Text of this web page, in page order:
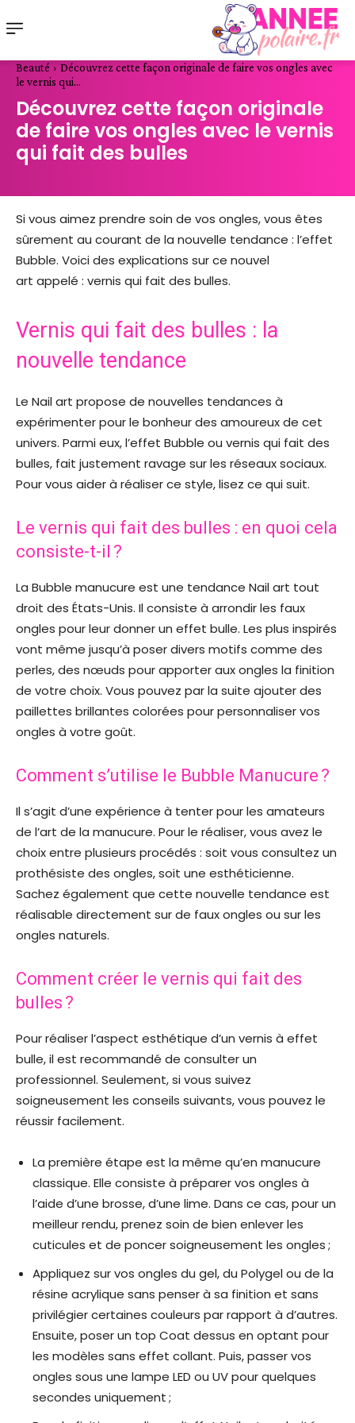
Beauté
Découvrez cette façon originale de faire vos ongles avec
le vernis qui...
Découvrez cette façon originale
de faire vos ongles avec le vernis
qui fait des bulles
Si vous aimez prendre soin de vos ongles, vous êtes
sûrement au courant de la nouvelle tendance : l’effet
Bubble. Voici des explications sur ce nouvel
art appelé : vernis qui fait des bulles.
Vernis qui fait des bulles : la
nouvelle tendance
Le Nail art propose de nouvelles tendances à
expérimenter pour le bonheur des amoureux de cet
univers. Parmi eux, l’effet Bubble ou vernis qui fait des
bulles, fait justement ravage sur les réseaux sociaux.
Pour vous aider à réaliser ce style, lisez ce qui suit.
Le vernis qui fait des bulles : en quoi cela
consiste-t-il ?
La Bubble manucure est une tendance Nail art tout
droit des États-Unis. Il consiste à arrondir les faux
ongles pour leur donner un effet bulle. Les plus inspirés
vont même jusqu’à poser divers motifs comme des
perles, des nœuds pour apporter aux ongles la finition
de votre choix. Vous pouvez par la suite ajouter des
paillettes brillantes colorées pour personnaliser vos
ongles à votre goût.
Comment s’utilise le Bubble Manucure ?
Il s’agit d’une expérience à tenter pour les amateurs
de l’art de la manucure. Pour le réaliser, vous avez le
choix entre plusieurs procédés : soit vous consultez un
prothésiste des ongles, soit une esthéticienne.
Sachez également que cette nouvelle tendance est
réalisable directement sur de faux ongles ou sur les
ongles naturels.
Comment créer le vernis qui fait des
bulles ?
Pour réaliser l’aspect esthétique d’un vernis à effet
bulle, il est recommandé de consulter un
professionnel. Seulement, si vous suivez
soigneusement les conseils suivants, vous pouvez le
réussir facilement.
La première étape est la même qu’en manucure
classique. Elle consiste à préparer vos ongles à
l’aide d’une brosse, d’une lime. Dans ce cas, pour un
meilleur rendu, prenez soin de bien enlever les
cuticules et de poncer soigneusement les ongles ;
Appliquez sur vos ongles du gel, du Polygel ou de la
résine acrylique sans penser à sa finition et sans
privilégier certaines couleurs par rapport à d’autres.
Ensuite, poser un top Coat dessus en optant pour
les modèles sans effet collant. Puis, passer vos
ongles sous une lampe LED ou UV pour quelques
secondes uniquement ;